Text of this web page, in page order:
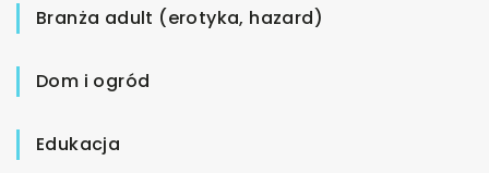
Branża adult (erotyka, hazard)
Dom i ogród
Edukacja